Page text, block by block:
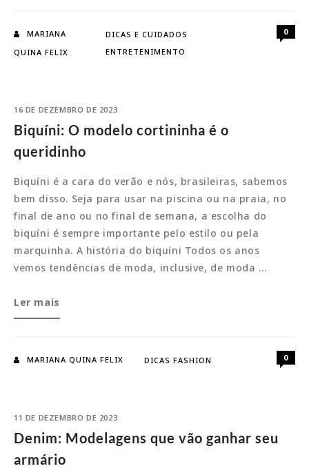
umaMARIANA
QUINA FELIX
DICAS E CUIDADOS
ENTRETENIMENTO
0
16 DE DEZEMBRO DE 2023
Biquíni: O modelo cortininha é o
queridinho
Biquíni é a cara do verão e nós, brasileiras, sabemos
bem disso. Seja para usar na piscina ou na praia, no
final de ano ou no final de semana, a escolha do
biquíni é sempre importante pelo estilo ou pela
marquinha. A história do biquíni Todos os anos
vemos tendências de moda, inclusive, de moda …
Biquíni:
O
cortininha
Ler mais
MARIANA QUINA FELIX DICAS FASHION 0
11 DE DEZEMBRO DE 2023
Denim: Modelagens que vão ganhar seu
armário